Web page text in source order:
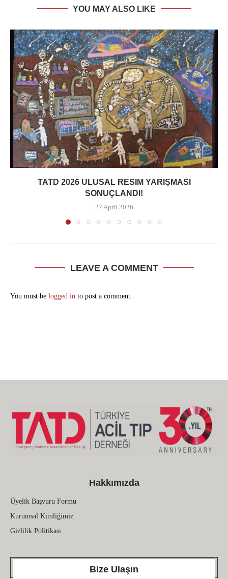
YOU MAY ALSO LIKE
TATD 2026 ULUSAL RESIM YARIŞMASI
SONUÇLANDI!
27 April 2026
LEAVE A COMMENT
You must be logged in to post a comment.
Hakkımızda
Üyelik Başvuru Formu
Kurumsal Kimliğimiz
Gizlilik Politikası
Bize Ulaşın